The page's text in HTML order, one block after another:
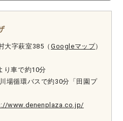
大字萩室385（ Googleマップ）
り車で約10分
場循環バスで約30分「田園プ
www.denenplaza.co.jp/